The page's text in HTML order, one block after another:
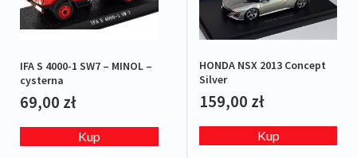
IFA S 4000-1 SW7 – MINOL –
cysterna
69,00 zł
Kup
HONDA NSX 2013 Concept
Silver
159,00 zł
Kup